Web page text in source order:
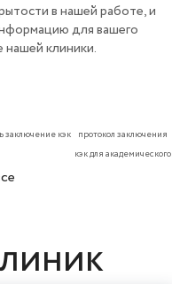
в нашей работе, и
для вашего
нашей клиники.
заключение кэк
протокол заключения
кэк для академического